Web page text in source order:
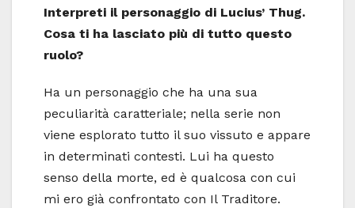
Interpreti il personaggio di Lucius’ Thug.
Cosa ti ha lasciato più di tutto questo
ruolo?
Ha un personaggio che ha una sua
peculiarità caratteriale; nella serie non
viene esplorato tutto il suo vissuto e appare
in determinati contesti. Lui ha questo
senso della morte, ed è qualcosa con cui
mi ero già confrontato con Il Traditore.